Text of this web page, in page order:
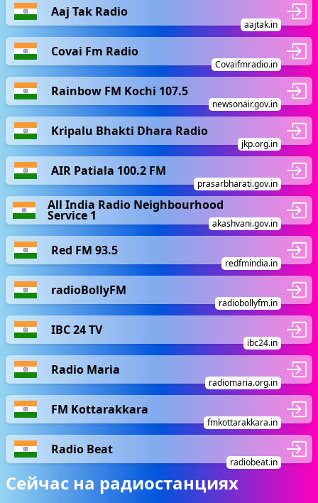
Aaj Tak Radio
aajtak.in
Covai Fm Radio
Covaifmradio.in
Rainbow FM Kochi 107.5
newsonair.gov.in
Kripalu Bhakti Dhara Radio
jkp.org.in
AIR Patiala 100.2 FM
prasarbharati.gov.in
All India Radio Neighbourhood
Service 1
akashvani.gov.in
Red FM 93.5
redfmindia.in
radioBollyFM
radiobollyfm.in
IBC 24 TV
ibc24.in
Radio Maria
radiomaria.org.in
FM Kottarakkara
fmkottarakkara.in
Radio Beat
radiobeat.in
Сейчас на радиостанциях